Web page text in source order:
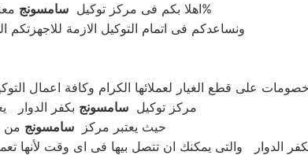
اهلا بكم فى مركز توكيل سامسونج
.لأن قطع الغيار اصلية 100%
ونساعدكم فى اتمام التوكيل الازمة للاجهزتكم
على قطع الغيار لعملائها الكرام وكافة اعمال
مركز توكيل سامسونج بكفر الدوار
حيث يعتبر مركز سامسونج من
الدوار والتى يمكنك ان تتصل بيها فى اى وقت لأنها